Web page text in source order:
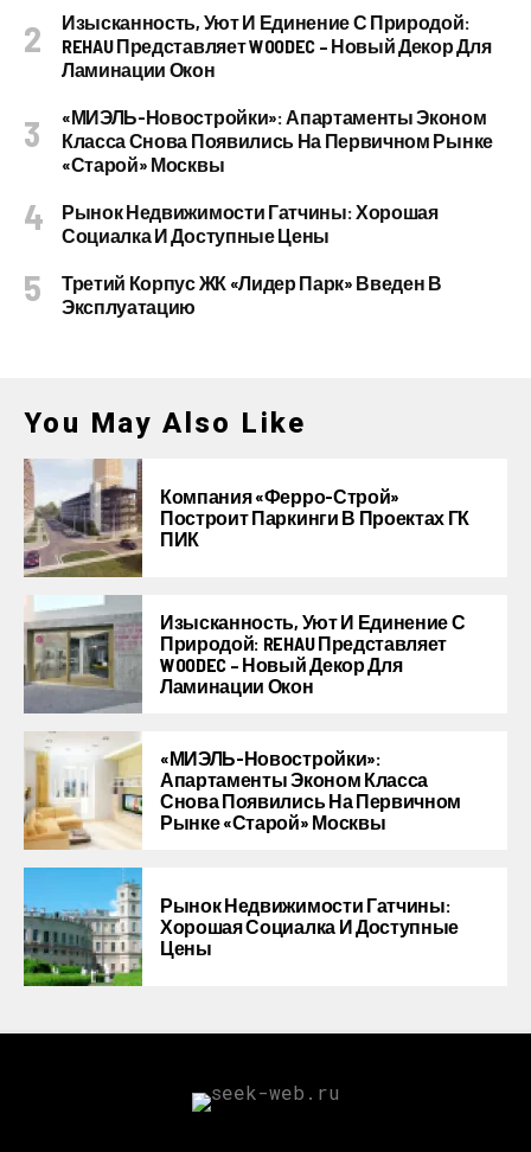
Изысканность, Уют И Единение С Природой:
REHAU Представляет WOODEC – Новый Декор Для
Ламинации Окон
«МИЭЛЬ-Новостройки»: Апартаменты Эконом
Класса Снова Появились На Первичном Рынке
«старой» Москвы
Рынок Недвижимости Гатчины: Хорошая
Социалка И Доступные Цены
Третий Корпус ЖК «Лидер Парк» Введен В
Эксплуатацию
You May Also Like
Компания «Ферро-Строй»
Построит Паркинги В Проектах ГК
ПИК
Изысканность, Уют И Единение С
Природой: REHAU Представляет
WOODEC – Новый Декор Для
Ламинации Окон
«МИЭЛЬ-Новостройки»:
Апартаменты Эконом Класса
Снова Появились На Первичном
Рынке «старой» Москвы
Рынок Недвижимости Гатчины:
Хорошая Социалка И Доступные
Цены